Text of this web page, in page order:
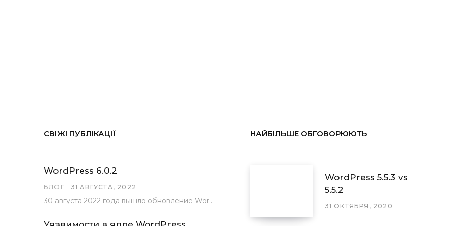
СВІЖІ ПУБЛІКАЦІЇ
WordPress 6.0.2
БЛОГ 31 АВГУСТА, 2022
30 августа 2022 года вышло обновление WordPress под номером 6.0.2 . Эта версия доступна для скачивания с сайта wordpress.org…
НАЙБІЛЬШЕ ОБГОВОРЮЮТЬ
WordPress 5.5.3 vs
5.5.2
31 ОКТЯБРЯ, 2020